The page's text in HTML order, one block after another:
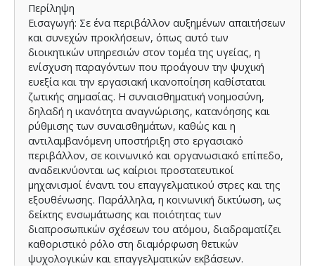
Περίληψη
Εισαγωγή: Σε ένα περιβάλλον αυξημένων απαιτήσεων
και συνεχών προκλήσεων, όπως αυτό των
διοικητικών υπηρεσιών στον τομέα της υγείας, η
ενίσχυση παραγόντων που προάγουν την ψυχική
ευεξία και την εργασιακή ικανοποίηση καθίσταται
ζωτικής σημασίας. Η συναισθηματική νοημοσύνη,
δηλαδή η ικανότητα αναγνώρισης, κατανόησης και
ρύθμισης των συναισθημάτων, καθώς και η
αντιλαμβανόμενη υποστήριξη στο εργασιακό
περιβάλλον, σε κοινωνικό και οργανωσιακό επίπεδο,
αναδεικνύονται ως καίριοι προστατευτικοί
μηχανισμοί έναντι του επαγγελματικού στρες και της
εξουθένωσης. Παράλληλα, η κοινωνική δικτύωση, ως
δείκτης ενσωμάτωσης και ποιότητας των
διαπροσωπικών σχέσεων του ατόμου, διαδραματίζει
καθοριστικό ρόλο στη διαμόρφωση θετικών
ψυχολογικών και επαγγελματικών εκβάσεων.